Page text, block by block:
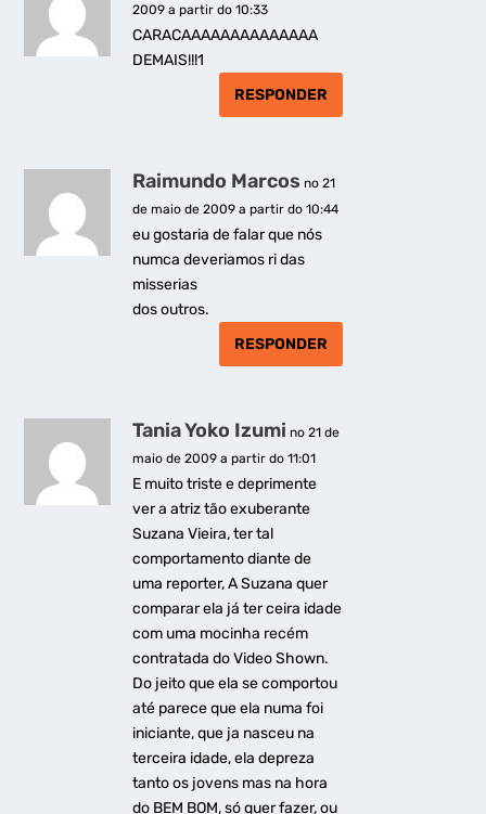
2009 a partir do 10:33
CARACAAAAAAAAAAAAAA
DEMAIS!!!1
RESPONDER
Raimundo Marcos no 21
de maio de 2009 a partir do 10:44
eu gostaria de falar que nós
numca deveriamos ri das
misserias
dos outros.
RESPONDER
Tania Yoko Izumi no 21 de
maio de 2009 a partir do 11:01
E muito triste e deprimente
ver a atriz tão exuberante
Suzana Vieira, ter tal
comportamento diante de
uma reporter, A Suzana quer
comparar ela já ter ceira idade
com uma mocinha recém
contratada do Video Shown.
Do jeito que ela se comportou
até parece que ela numa foi
iniciante, que ja nasceu na
terceira idade, ela depreza
tanto os jovens mas na hora
do BEM BOM, só quer fazer, ou